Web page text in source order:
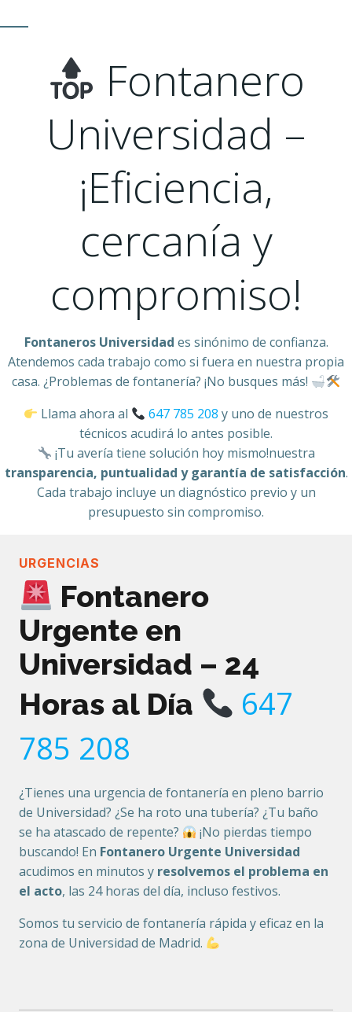
Fontanero
Universidad –
¡Eficiencia,
cercanía y
compromiso!
Fontaneros Universidad es sinónimo de confianza.
Atendemos cada trabajo como si fuera en nuestra propia
casa. ¿Problemas de fontanería? ¡No busques más!
Llama ahora al
647 785 208 y uno de nuestros
técnicos acudirá lo antes posible.
¡Tu avería tiene solución hoy mismo!nuestra
transparencia, puntualidad y garantía de satisfacción.
Cada trabajo incluye un diagnóstico previo y un
presupuesto sin compromiso.
URGENCIAS
Fontanero
Urgente en
Universidad – 24
Horas al Día
647
785 208
¿Tienes una urgencia de fontanería en pleno barrio
de Universidad? ¿Se ha roto una tubería? ¿Tu baño
se ha atascado de repente?
¡No pierdas tiempo
buscando! En Fontanero Urgente Universidad
acudimos en minutos y resolvemos el problema en
el acto, las 24 horas del día, incluso festivos.
Somos tu servicio de fontanería rápida y eficaz en la
zona de Universidad de Madrid.